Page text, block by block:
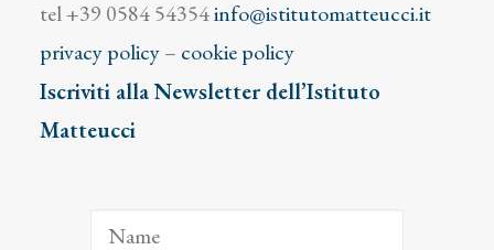
tel +39 0584 54354info@istitutomatteucci.it
privacy policy– cookie policy
Iscriviti alla Newsletter dell’Istituto
Matteucci